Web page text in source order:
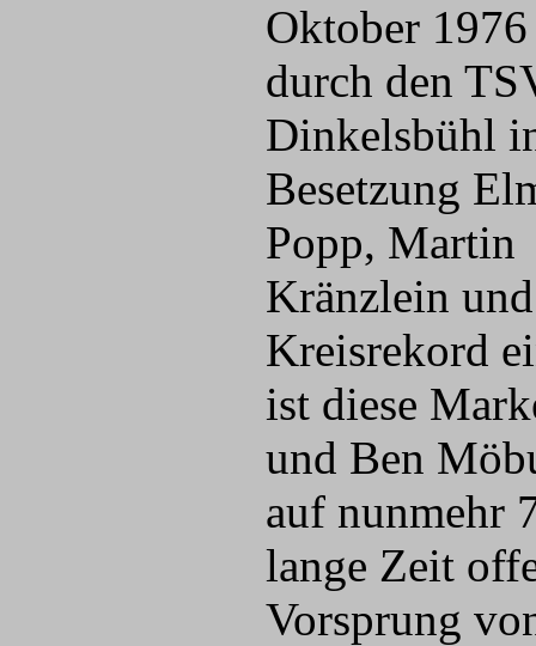
Oktober 1976
durch den
Dinkelsbühl
Besetzung
Popp, Martin
Kränzlein
Kreisrekord
ist diese
und Ben
auf nunmehr
lange Zeit
Vorsprung